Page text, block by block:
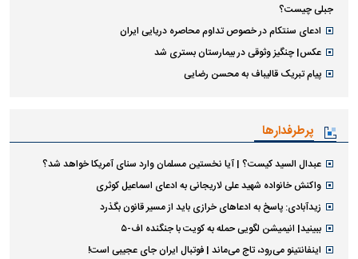
جبلی چیست؟
ادعای سنتکام در خصوص تداوم محاصره دریایی ایران
عکس| چنگیز وثوقی در بیمارستان بستری شد
پیام تبریک قالیباف به محسن رضایی
پرطرفدارها
عبدال السید کیست؟ | آیا نخستین مسلمان وارد سنای آمریکا خواهد شد؟
واکنش خانواده شهید علی لاریجانی به ادعای اسماعیل کوثری
زیدآبادی: پاسخ به ادعا‌های خرازی باید از مسیر قانون بگذرد
ببینید| انیمیشن لگویی حمله به کویت با جنگنده اف-۵
اینفانتینو می‌رود، تاج می‌ماند | فوتبال ایران جای عجیبی است!